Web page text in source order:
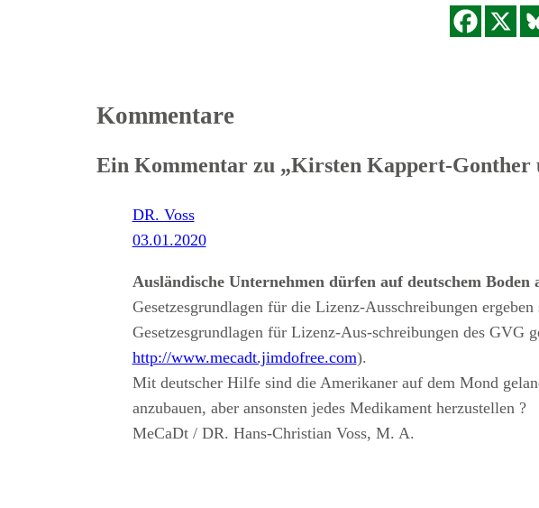
Kommentare
Ein Kommentar zu „Kirsten Kappert-Gonther
DR. Voss
03.01.2020
Ausländische Unternehmen dürfen auf deutschem Boden
Gesetzesgrundlagen für die Lizenz-Ausschreibungen
Gesetzesgrundlagen für Lizenz-Aus-schreibungen des GVG
http://www.mecadt.jimdofree.com).
Mit deutscher Hilfe sind die Amerikaner auf dem Mond
anzubauen, aber ansonsten jedes Medikament herzustellen ?
MeCaDt / DR. Hans-Christian Voss, M. A.